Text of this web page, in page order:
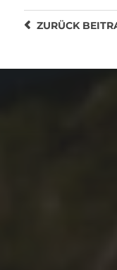
ZURÜCK